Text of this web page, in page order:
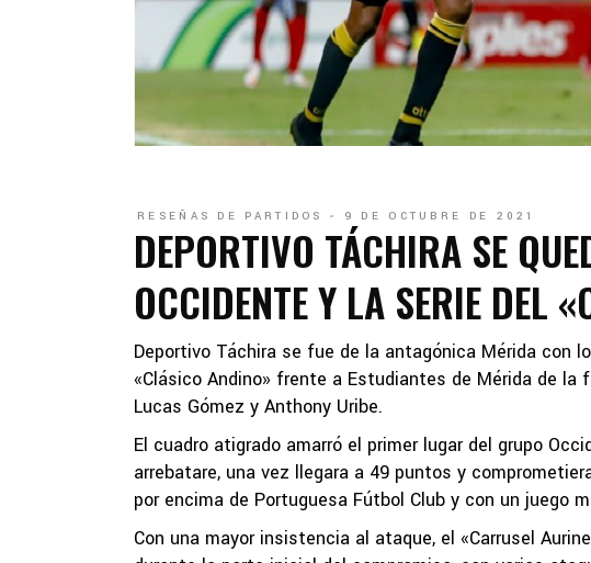
RESEÑAS DE PARTIDOS 9 DE OCTUBRE DE 2021
DEPORTIVO TÁCHIRA SE
OCCIDENTE Y LA SERIE DEL
Deportivo Táchira se fue de la antagónica Mérida con
«Clásico Andino» frente a Estudiantes de Mérida de la
Lucas Gómez y Anthony Uribe.
El cuadro atigrado amarró el primer lugar del grupo
arrebatare, una vez llegara a 49 puntos y
por encima de Portuguesa Fútbol Club y con un juego
Con una mayor insistencia al ataque, el «Carrusel